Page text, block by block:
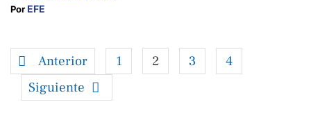
Por EFE
Anterior 1 2 3
4
Siguiente